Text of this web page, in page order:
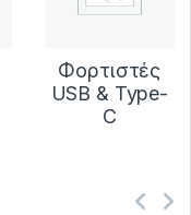
Φορτιστές
USB & Type-
C